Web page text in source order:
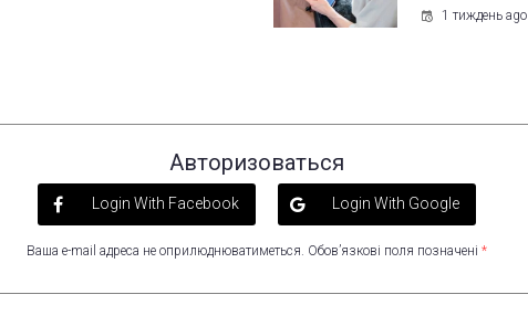
1 тиждень ago
Авторизоваться
Login With Facebook Login With Google
Ваша e-mail адреса не оприлюднюватиметься. Обов’язкові поля позначені *